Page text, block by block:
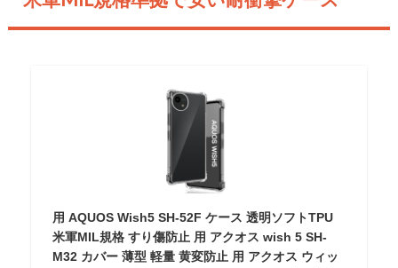
用 AQUOS Wish5 SH-52F ケース 透明ソフトTPU
米軍MIL規格 すり傷防止 用 アクオス wish 5 SH-
M32 カバー 薄型 軽量 黄変防止 用 アクオス ウィッ